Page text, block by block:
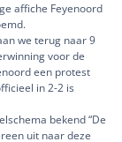
affiche Feyenoord
we terug naar 9
voor de
een protest
in 2-2 is
bekend “De
uit naar deze